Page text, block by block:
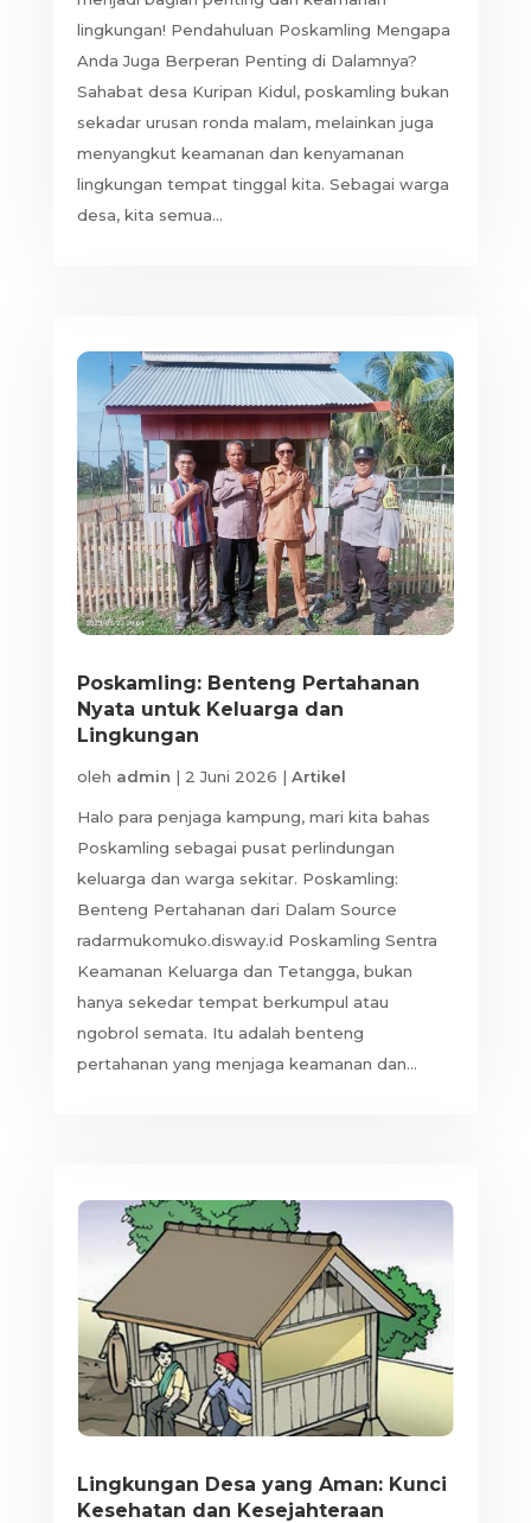
lingkungan! Pendahuluan Poskamling Mengapa
Anda Juga Berperan Penting di Dalamnya?
Sahabat desa Kuripan Kidul, poskamling bukan
sekadar urusan ronda malam, melainkan juga
menyangkut keamanan dan kenyamanan
lingkungan tempat tinggal kita. Sebagai warga
desa, kita semua...
Poskamling: Benteng Pertahanan
Nyata untuk Keluarga dan
Lingkungan
oleh admin | 2 Juni 2026 | Artikel
Halo para penjaga kampung, mari kita bahas
Poskamling sebagai pusat perlindungan
keluarga dan warga sekitar. Poskamling:
Benteng Pertahanan dari Dalam Source
radarmukomuko.disway.id Poskamling Sentra
Keamanan Keluarga dan Tetangga, bukan
hanya sekedar tempat berkumpul atau
ngobrol semata. Itu adalah benteng
pertahanan yang menjaga keamanan dan...
Lingkungan Desa yang Aman: Kunci
Kesehatan dan Kesejahteraan